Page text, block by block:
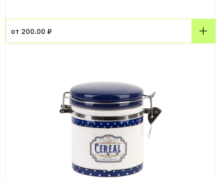
от 200.00 ₽